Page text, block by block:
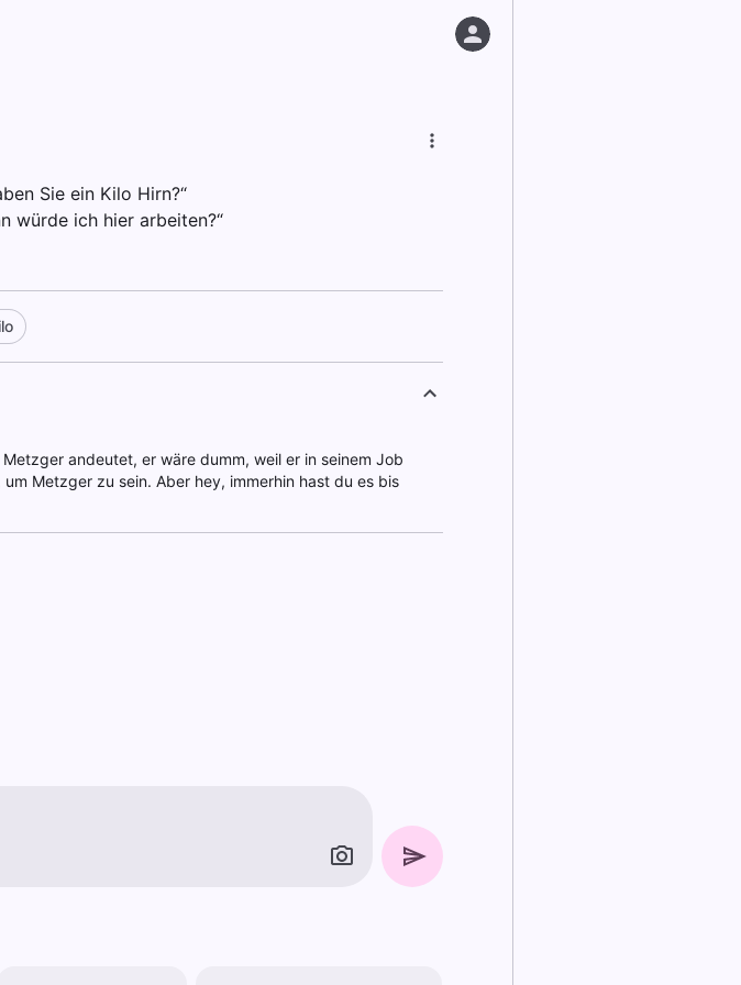
Sie ein Kilo Hirn?“
würde ich hier arbeiten?“
andeutet, er wäre dumm, weil er in seinem Job
Metzger zu sein. Aber hey, immerhin hast du es bis